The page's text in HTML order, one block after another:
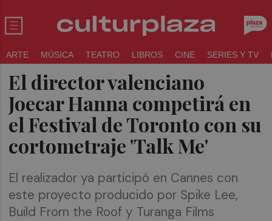
ARTE MÚSICA TEATRO LIBROS CINE SERIES Y TV
El director valenciano
Joecar Hanna competirá en
el Festival de Toronto con su
cortometraje 'Talk Me'
El realizador ya participó en Cannes con
este proyecto producido por Spike Lee,
Build From the Roof y Turanga Films